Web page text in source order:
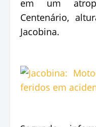
em um
Centenário,
Jacobina.